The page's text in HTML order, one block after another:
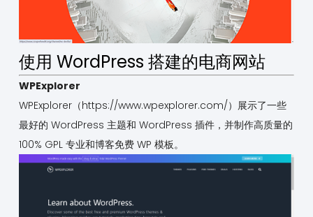
使用 WordPress 搭建的电商网站
WPExplorer
WPExplorer（https://www.wpexplorer.com/）展示了一些
最好的 WordPress 主题和 WordPress 插件，并制作高质量的
100% GPL 专业和博客免费 WP 模板。